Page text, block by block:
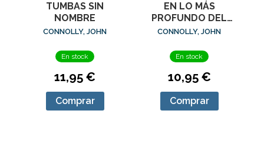
TUMBAS SIN
NOMBRE
CONNOLLY, JOHN
En stock
11,95 €
Comprar
EN LO MÁS
PROFUNDO DEL
SUR
CONNOLLY, JOHN
En stock
10,95 €
Comprar